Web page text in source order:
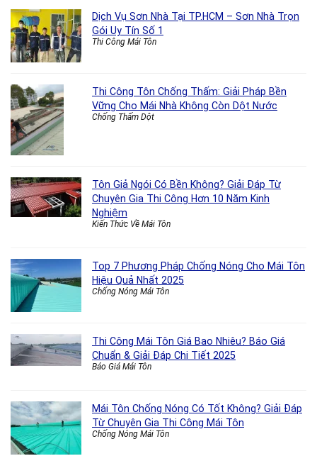
Dịch Vụ Sơn Nhà Tại TP.HCM – Sơn Nhà Trọn
Gói Uy Tín Số 1
Thi Công Mái Tôn
Thi Công Tôn Chống Thấm: Giải Pháp Bền
Vững Cho Mái Nhà Không Còn Dột Nước
Chống Thấm Dột
Tôn Giả Ngói Có Bền Không? Giải Đáp Từ
Chuyên Gia Thi Công Hơn 10 Năm Kinh
Nghiệm
Kiến Thức Về Mái Tôn
Top 7 Phương Pháp Chống Nóng Cho Mái Tôn
Hiệu Quả Nhất 2025
Chống Nóng Mái Tôn
Thi Công Mái Tôn Giá Bao Nhiêu? Báo Giá
Chuẩn & Giải Đáp Chi Tiết 2025
Báo Giá Mái Tôn
Mái Tôn Chống Nóng Có Tốt Không? Giải Đáp
Từ Chuyên Gia Thi Công Mái Tôn
Chống Nóng Mái Tôn